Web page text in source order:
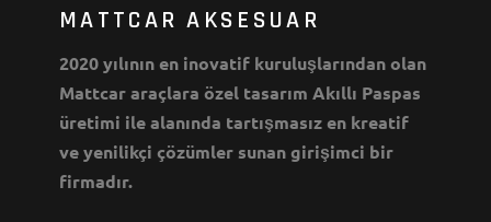
MATTCAR AKSESUAR
2020 yılının en inovatif kuruluşlarından olan
Mattcar araçlara özel tasarım Akıllı Paspas
üretimi ile alanında tartışmasız en kreatif
ve yenilikçi çözümler sunan girişimci bir
firmadır.